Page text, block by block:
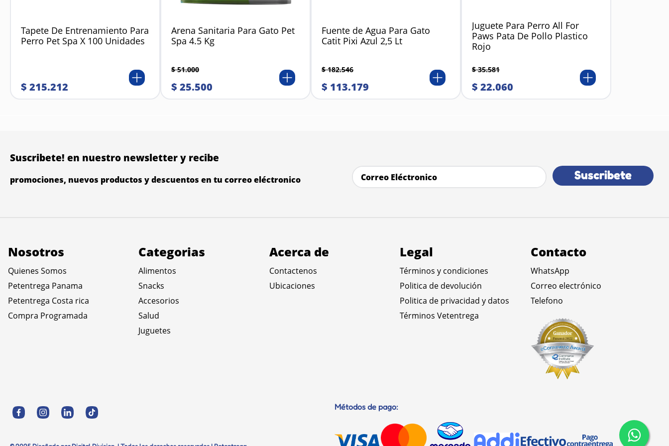
Tapete De Entrenamiento Para
Perro Pet Spa X 100 Unidades
$ 215.212
Arena Sanitaria Para Gato Pet
Spa 4.5 Kg
$ 51.000
$ 25.500
Fuente de Agua Para Gato
Catit Pixi Azul 2,5 Lt
$ 182.546
$ 113.179
Juguete Para Perro All For
Paws Pata De Pollo Plastico
Rojo
$ 35.581
$ 22.060
Suscribete! en nuestro newsletter y recibe
promociones, nuevos productos y descuentos en tu correo eléctronico Suscribete
Nosotros
Quienes Somos
Petentrega Panama
Petentrega Costa rica
Compra Programada
Categorias
Alimentos
Snacks
Accesorios
Salud
Juguetes
Acerca de
Contactenos
Ubicaciones
Legal
Términos y condiciones
Politica de devolución
Politica de privacidad y datos
Términos Vetentrega
Contacto
WhatsApp
Correo electrónico
Telefono
Métodos de pago: